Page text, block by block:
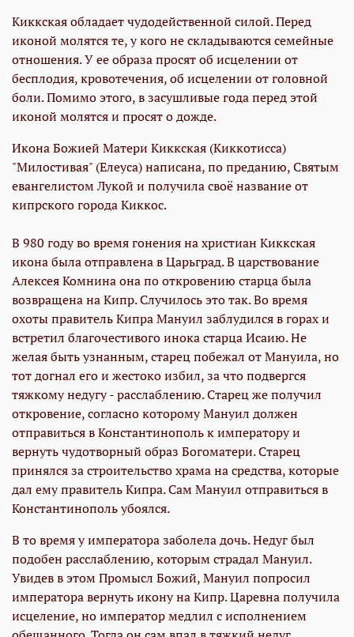
Киккская обладает чудодейственной силой. Перед
иконой молятся те, у кого не складываются семейные
отношения. У ее образа просят об исцелении от
бесплодия, кровотечения, об исцелении от головной
боли. Помимо этого, в засушливые года перед этой
иконой молятся и просят о дожде.
Икона Божией Матери Киккская (Киккотисса)
"Милостивая" (Елеуса) написана, по преданию, Святым
евангелистом Лукой и получила своё название от
кипрского города Киккос.
В 980 году во время гонения на христиан Киккская
икона была отправлена в Царьград. В царствование
Алексея Комнина она по откровению старца была
возвращена на Кипр. Случилось это так. Во время
охоты правитель Кипра Мануил заблудился в горах и
встретил благочестивого инока старца Исаию. Не
желая быть узнанным, старец побежал от Мануила, но
тот догнал его и жестоко избил, за что подвергся
тяжкому недугу - расслаблению. Старец же получил
откровение, согласно которому Мануил должен
отправиться в Константинополь к императору и
вернуть чудотворный образ Богоматери. Старец
принялся за строительство храма на средства, которые
дал ему правитель Кипра. Сам Мануил отправиться в
Константинополь убоялся.
В то время у императора заболела дочь. Недуг был
подобен расслаблению, которым страдал Мануил.
Увидев в этом Промысл Божий, Мануил попросил
императора вернуть икону на Кипр. Царевна получила
исцеление, но император медлил с исполнением